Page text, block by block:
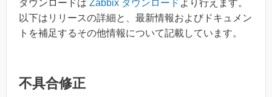
ダウンロードは Zabbix ダウンロード より行えます。
以下はリリースの詳細と、最新情報およびドキュメン
トを補足するその他情報について記載しています。
不具合修正